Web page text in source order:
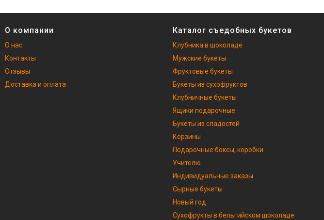
О компании
О нас
Контакты
Отзывы
Доставка и оплата
Каталог съедобных букетов
Клубника в шоколаде
Мужские букеты
Фруктовые букеты
Букеты из сухофруктов
Клубничные букеты
Ящики подарочные
Букеты из сладостей
Корзины
Подарочные боксы, коробки
Учителю
Индивидуальные заказы
Сырные букеты
Новый год
Сухофрукты в бельгийском шоколаде